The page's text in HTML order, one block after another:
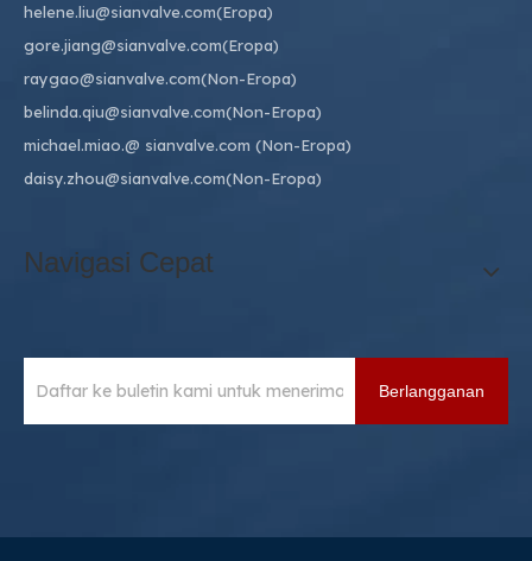
helene.liu@sianvalve.com(Eropa)
gore.jiang@sianvalve.com(Eropa)
raygao@sianvalve.com(Non-Eropa)
belinda.qiu@sianvalve.com(Non-Eropa)
michael.miao.@ sianvalve.com (Non-Eropa)
daisy.zhou@sianvalve.com(Non-Eropa)
Navigasi Cepat
Berlangganan